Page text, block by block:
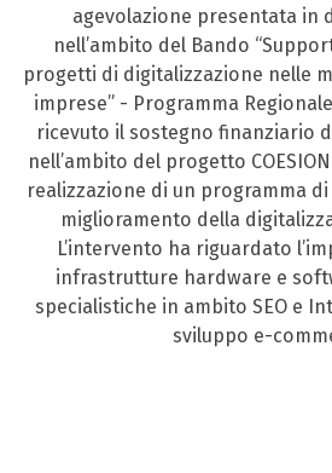
agevolazione presentata in
nell’ambito del Bando
progetti di digitalizzazione nelle
imprese” - Programma Regionale
ricevuto il sostegno finanziario
nell’ambito del progetto
realizzazione di un programma
miglioramento della
L’intervento ha riguardato
infrastrutture hardware e
specialistiche in ambito SEO e
sviluppo e-